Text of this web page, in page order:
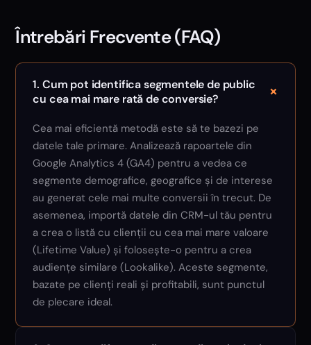
Întrebări Frecvente (FAQ)
1. Cum pot identifica segmentele de public
cu cea mai mare rată de conversie?
+
Cea mai eficientă metodă este să te bazezi pe
datele tale primare. Analizează rapoartele din
Google Analytics 4 (GA4) pentru a vedea ce
segmente demografice, geografice și de interese
au generat cele mai multe conversii în trecut. De
asemenea, importă datele din CRM-ul tău pentru
a crea o listă cu clienții cu cea mai mare valoare
(Lifetime Value) și folosește-o pentru a crea
audiențe similare (Lookalike). Aceste segmente,
bazate pe clienți reali și profitabili, sunt punctul
de plecare ideal.